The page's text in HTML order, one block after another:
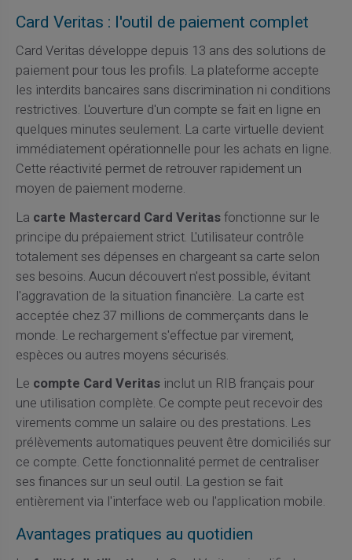
Card Veritas : l'outil de paiement complet
Card Veritas développe depuis 13 ans des solutions de
paiement pour tous les profils. La plateforme accepte
les interdits bancaires sans discrimination ni conditions
restrictives. L'ouverture d'un compte se fait en ligne en
quelques minutes seulement. La carte virtuelle devient
immédiatement opérationnelle pour les achats en ligne.
Cette réactivité permet de retrouver rapidement un
moyen de paiement moderne.
La carte Mastercard Card Veritasfonctionne sur le
principe du prépaiement strict. L'utilisateur contrôle
totalement ses dépenses en chargeant sa carte selon
ses besoins. Aucun découvert n'est possible, évitant
l'aggravation de la situation financière. La carte est
acceptée chez 37 millions de commerçants dans le
monde. Le rechargement s'effectue par virement,
espèces ou autres moyens sécurisés.
Le compte Card Veritasinclut un RIB français pour
une utilisation complète. Ce compte peut recevoir des
virements comme un salaire ou des prestations. Les
prélèvements automatiques peuvent être domiciliés sur
ce compte. Cette fonctionnalité permet de centraliser
ses finances sur un seul outil. La gestion se fait
entièrement via l'interface web ou l'application mobile.
Avantages pratiques au quotidien